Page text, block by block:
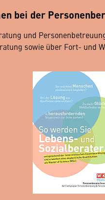
bei der
und
sowie über Fort- und